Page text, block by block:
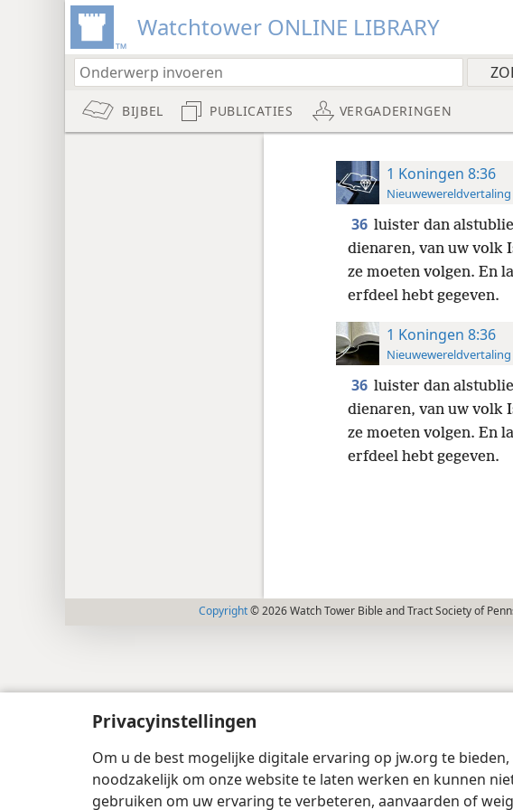
Privacyinstellingen
Om u de best mogelijke digitale ervaring op jw.org te
noodzakelijk om onze website te laten werken en kunnen
gebruiken om uw ervaring te verbeteren, aanvaarden of
Watchtower ONLINE LIBRARY
BIJBEL PUBLICATIES VERGADERINGEN
1 Koningen 8:36
36 luister dan
dienaren, van uw volk
ze moeten volgen. En
erfdeel hebt gegeven.
1 Koningen 8:36
36 luister dan
dienaren, van uw volk
ze moeten volgen. En
erfdeel hebt gegeven.
Copyright© 2026 Watch Tower Bible and Tract Society of